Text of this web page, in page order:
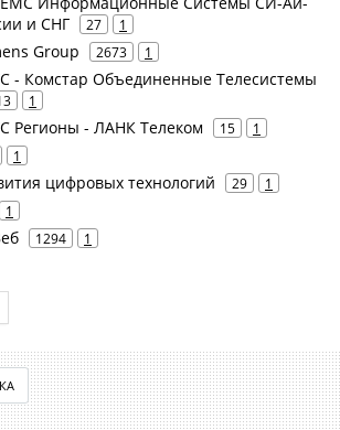
и СНГ
27 1
Group 2673 1
- Комстар Объединенные Телесистемы
1
Регионы - ЛАНК Телеком 15 1
1
цифровых технологий 29 1
1
1294 1